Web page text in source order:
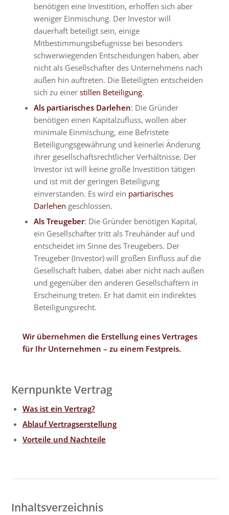
benötigen eine Investition, erhoffen sich aber
weniger Einmischung. Der Investor will
dauerhaft beteiligt sein, einige
Mitbestimmungsbefugnisse bei besonders
schwerwiegenden Entscheidungen haben, aber
nicht als Gesellschafter des Unternehmens nach
außen hin auftreten. Die Beteiligten entscheiden
sich zu einerstillen Beteiligung.
Als partiarisches Darlehen: Die Gründer
benötigen einen Kapitalzufluss, wollen aber
minimale Einmischung, eine Befristete
Beteiligungsgewährung und keinerlei Änderung
ihrer gesellschaftsrechtlicher Verhältnisse. Der
Investor ist will keine große Investition tätigen
und ist mit der geringen Beteiligung
einverstanden. Es wird ein partiarisches
Darlehen geschlossen.
Als Treugeber: Die Gründer benötigen Kapital,
ein Gesellschafter tritt als Treuhänder auf und
entscheidet im Sinne des Treugebers. Der
Treugeber (Investor) will großen Einfluss auf die
Gesellschaft haben, dabei aber nicht nach außen
und gegenüber den anderen Gesellschaftern in
Erscheinung treten. Er hat damit ein indirektes
Beteiligungsrecht.
Wir übernehmen die Erstellung eines Vertrages
für Ihr Unternehmen – zu einem Festpreis.
Kernpunkte Vertrag
Was ist ein Vertrag?
Ablauf Vertragserstellung
Vorteile und Nachteile
Inhaltsverzeichnis